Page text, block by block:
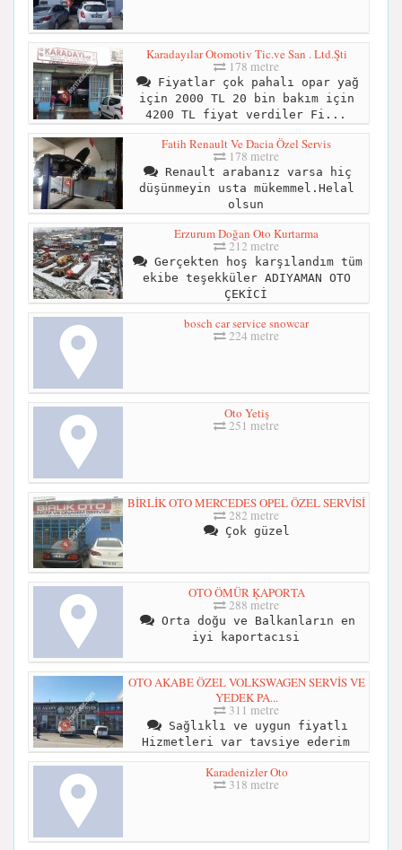
Karadayılar Otomotiv Tic.ve San . Ltd.Şti
178 metre
Fiyatlar çok pahalı opar yağ
için 2000 TL 20 bin bakım için
4200 TL fiyat verdiler Fi...
Fatih Renault Ve Dacia Özel Servis
178 metre
Renault arabanız varsa hiç
düşünmeyin usta mükemmel.Helal
olsun
Erzurum Doğan Oto Kurtarma
212 metre
Gerçekten hoş karşılandım tüm
ekibe teşekküler ADIYAMAN OTO
ÇEKİCİ
bosch car service snowcar
224 metre
Oto Yetiş
251 metre
BİRLİK OTO MERCEDES OPEL ÖZEL SERVİSİ
282 metre
Çok güzel
OTO ÖMÜR ĶAPORTA
288 metre
Orta doğu ve Balkanların en
iyi kaportacısi
OTO AKABE ÖZEL VOLKSWAGEN SERVİS VE
YEDEK PA...
311 metre
Sağlıklı ve uygun fiyatlı
Hizmetleri var tavsiye ederim
Karadenizler Oto
318 metre